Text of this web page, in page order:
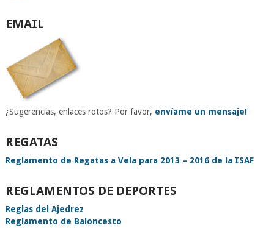
EMAIL
¿Sugerencias, enlaces rotos? Por favor, envíame un mensaje!
REGATAS
Reglamento de Regatas a Vela para 2013 – 2016 de la ISAF
REGLAMENTOS DE DEPORTES
Reglas del Ajedrez
Reglamento de Baloncesto